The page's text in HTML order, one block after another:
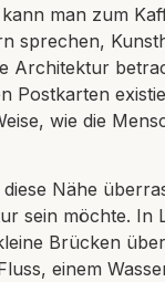
man zum
sprechen,
Architektur
Postkarten
wie die
Nähe
sein möchte. In
Brücken
einem